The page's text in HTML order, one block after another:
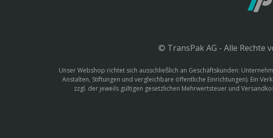
© TransPak AG - Alle Rechte
Unser Webshop richtet sich ausschließlich an Geschäftskunden:
Anstalten, Stiftungen und vergleichbare öffentliche Einrichtungen). Ein
zzgl. der jeweils gültigen gesetzlichen Mehrwertsteuer und